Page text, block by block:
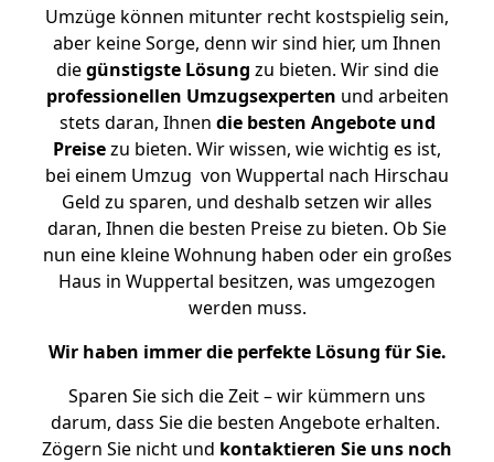
Umzüge können mitunter recht kostspielig sein,
aber keine Sorge, denn wir sind hier, um Ihnen
diegünstigste Lösung zu bieten. Wir sind die
professionellen Umzugsexperten und arbeiten
stets daran, Ihnen die besten Angebote und
Preisezu bieten. Wir wissen, wie wichtig es ist,
bei einem Umzug von Wuppertal nach Hirschau
Geld zu sparen, und deshalb setzen wir alles
daran, Ihnen die besten Preise zu bieten. Ob Sie
nun eine kleine Wohnung haben oder ein großes
Haus in Wuppertal besitzen, was umgezogen
werden muss.
Wir haben immer die perfekte Lösung für Sie.
Sparen Sie sich die Zeit – wir kümmern uns
darum, dass Sie die besten Angebote erhalten.
Zögern Sie nicht und kontaktieren Sie uns noch